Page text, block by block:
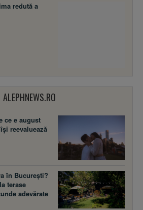
redută a
ALEPHNEWS.RO
ce e august
reevaluează
în București?
terase
adevărate